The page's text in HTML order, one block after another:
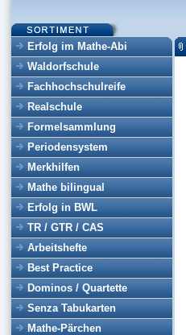
Erfolg im Mathe-Abi
Waldorfschule
Fachhochschulreife
Realschule
Formelsammlung
Periodensystem
Merkhilfen
Mathe bilingual
Erfolg in BWL
TR / GTR / CAS
Arbeitshefte
Best Practice
Dominos / Quartette
Senza Tabukarten
Mathe-Pärchen